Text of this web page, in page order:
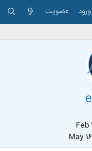
ورود عضویت
Feb
May